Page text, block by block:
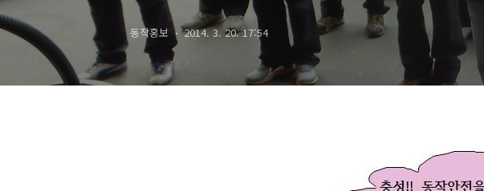
동작홍보 2014. 3. 20. 17:54